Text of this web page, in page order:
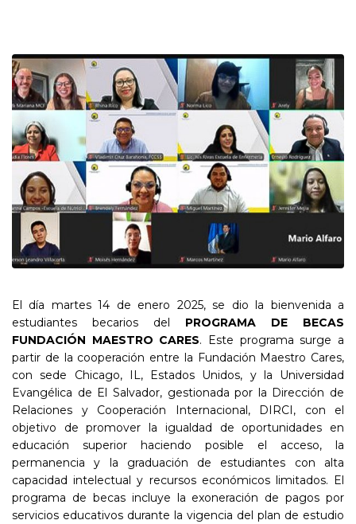
El día martes 14 de enero 2025, se dio la bienvenida a
estudiantes becarios del PROGRAMA DE BECAS
FUNDACIÓN MAESTRO CARES. Este programa surge a
partir de la cooperación entre la Fundación Maestro Cares,
con sede Chicago, IL, Estados Unidos, y la Universidad
Evangélica de El Salvador, gestionada por la Dirección de
Relaciones y Cooperación Internacional, DIRCI, con el
objetivo de promover la igualdad de oportunidades en
educación superior haciendo posible el acceso, la
permanencia y la graduación de estudiantes con alta
capacidad intelectual y recursos económicos limitados. El
programa de becas incluye la exoneración de pagos por
servicios educativos durante la vigencia del plan de estudio